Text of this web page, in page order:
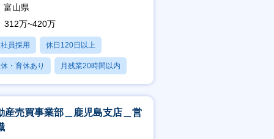
富山県
312万~420万
員採用 休日120日以上
・育休あり 月残業20時間以内
あり
産売買事業部＿鹿児島支店＿営